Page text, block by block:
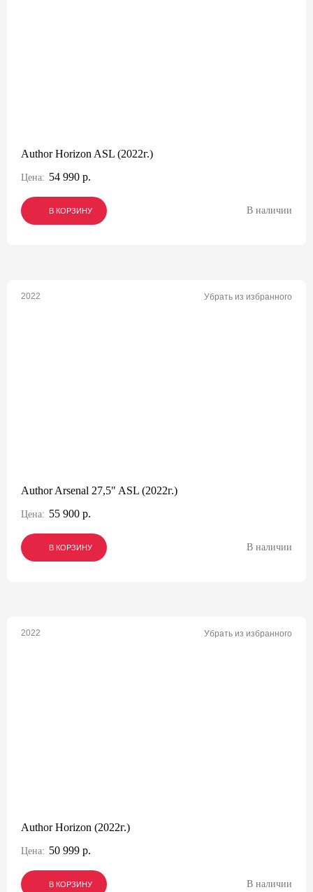
Author Horizon ASL (2022г.)
Цена: 54 990 р.
В КОРЗИНУ
В КОРЗИНУ
В КОРЗИНУ В наличии
2022 Убрать из избранного
Author Arsenal 27,5" ASL (2022г.)
Цена: 55 900 р.
В КОРЗИНУ
В КОРЗИНУ
В КОРЗИНУ В наличии
2022 Убрать из избранного
Author Horizon (2022г.)
Цена: 50 999 р.
В КОРЗИНУ
В КОРЗИНУ
В КОРЗИНУ В наличии